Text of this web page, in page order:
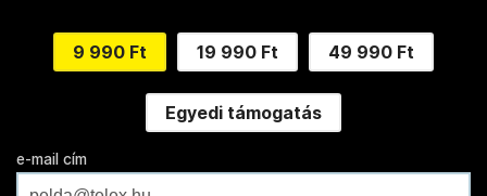
9 990 Ft 19 990 Ft 49 990 Ft
Egyedi támogatás
e-mail cím